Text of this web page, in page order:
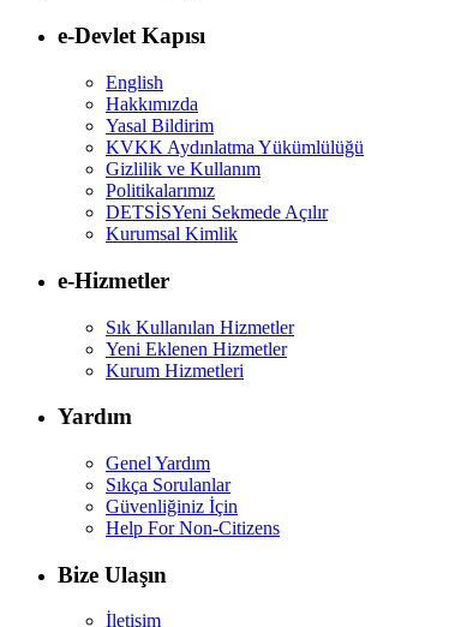
e-Devlet Kapısı
English
Hakkımızda
Yasal Bildirim
KVKK Aydınlatma Yükümlülüğü
Gizlilik ve Kullanım
Politikalarımız
DETSİSYeni Sekmede Açılır
Kurumsal Kimlik
e-Hizmetler
Sık Kullanılan Hizmetler
Yeni Eklenen Hizmetler
Kurum Hizmetleri
Yardım
Genel Yardım
Sıkça Sorulanlar
Güvenliğiniz İçin
Help For Non-Citizens
Bize Ulaşın
İletişim